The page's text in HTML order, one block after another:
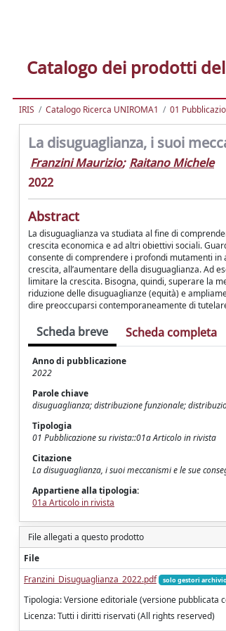
Catalogo dei prodotti
IRIS Catalogo Ricerca UNIROMA1 01
La disuguaglianza, i suoi
Franzini Maurizio; Raitano Michele
2022
Abstract
La disuguaglianza va studiata al fine di
crescita economica e ad altri obiettivi sociali.
consente di comprendere i profondi mutamenti in
crescita, all’aumentare della disuguaglianza. Ad
limitare la crescita. Bisogna, quindi, superare la
riduzione delle disuguaglianze (equità) e
dire preoccuparsi contemporaneamente di
Scheda breve Scheda completa
Anno di pubblicazione
2022
Parole chiave
disuguaglianza; distribuzione funzionale;
Tipologia
01 Pubblicazione su rivista::01a Articolo in rivista
Citazione
La disuguaglianza, i suoi meccanismi e le sue
Appartiene alla tipologia:
01a Articolo in rivista
File allegati a questo prodotto
File
Franzini_Disuguaglianza_2022.pdf
solo gestori
Tipologia: Versione editoriale (versione pubblicata
Licenza: Tutti i diritti riservati (All rights reserved)